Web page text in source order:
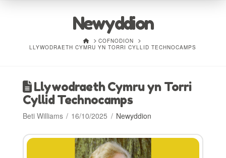
Newyddion
HOMECOFNODION
LLYWODRAETH CYMRU YN TORRI CYLLID TECHNOCAMPS
Llywodraeth Cymru yn Torri
Cyllid Technocamps
Beti Williams 16/10/2025 Newyddion